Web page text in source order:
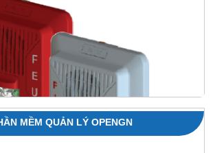
MỀM QUẢN LÝ OPENGN